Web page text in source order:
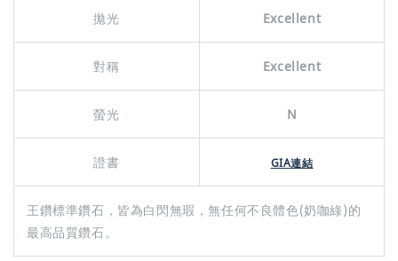
拋光 Excellent
對稱 Excellent
螢光 N
證書 GIA連結
王鑽標準鑽石，皆為白閃無瑕，無任何不良體色(奶咖綠)的
最高品質鑽石。